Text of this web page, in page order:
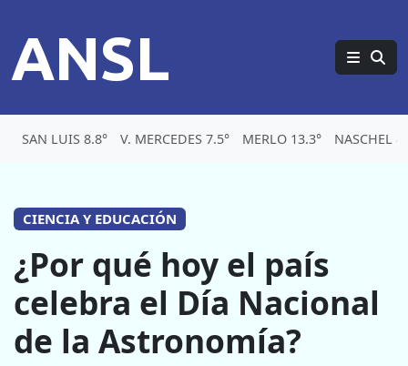
ANSL
SAN LUIS 8.8° V. MERCEDES 7.5° MERLO 13.3° NASCHEL
CIENCIA Y EDUCACIÓN
¿Por qué hoy el país
celebra el Día Nacional
de la Astronomía?